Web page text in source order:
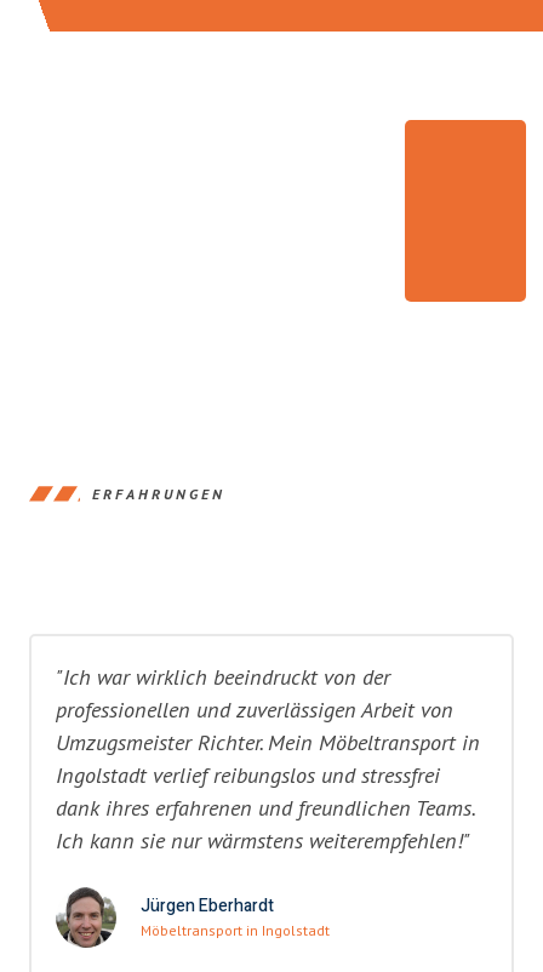
ERFAHRUNGEN
"Ich war wirklich beeindruckt von der
professionellen und zuverlässigen Arbeit von
Umzugsmeister Richter. Mein Möbeltransport in
Ingolstadt verlief reibungslos und stressfrei
dank ihres erfahrenen und freundlichen Teams.
Ich kann sie nur wärmstens weiterempfehlen!"
Jürgen Eberhardt
Möbeltransport in Ingolstadt